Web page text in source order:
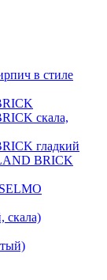
в стиле
скала,
гладкий
BRICK
скала)